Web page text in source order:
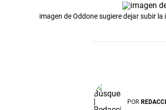
imagen de Oddone sugiere dejar subir
POR